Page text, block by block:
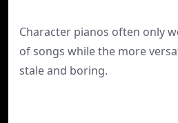
Character pianos often only
of songs while the more
stale and boring.